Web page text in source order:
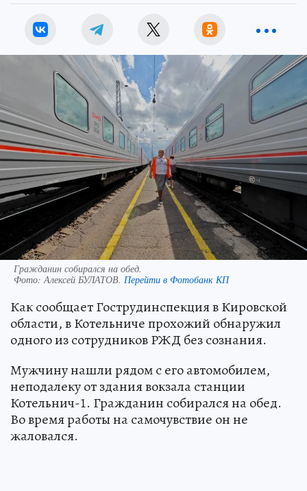
Гражданин собирался на обед.
Фото:Алексей БУЛАТОВ. Перейти в Фотобанк КП
Как сообщает Гострудинспекция в Кировской
области, в Котельниче прохожий обнаружил
одного из сотрудников РЖД без сознания.
Мужчину нашли рядом с его автомобилем,
неподалеку от здания вокзала станции
Котельнич-1. Гражданин собирался на обед.
Во время работы на самочувствие он не
жаловался.